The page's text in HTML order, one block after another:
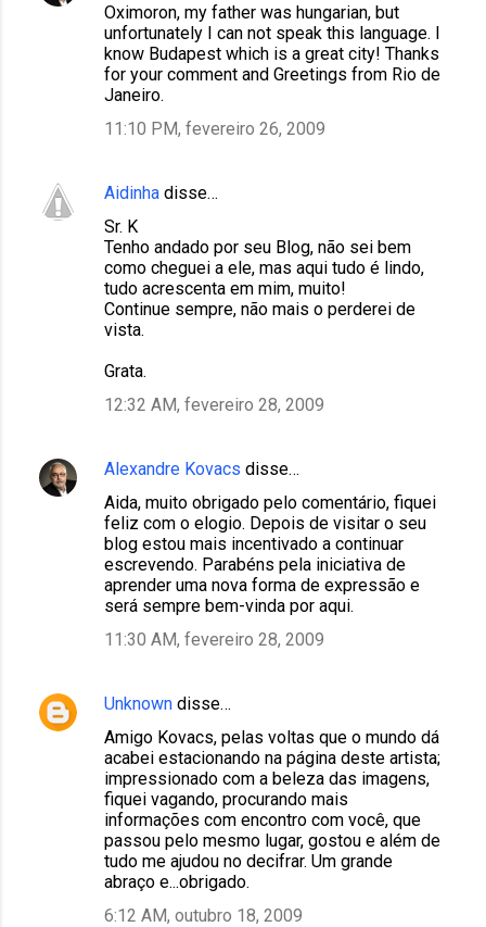
Oximoron, my father was hungarian, but
unfortunately I can not speak this language. I
know Budapest which is a great city! Thanks
for your comment and Greetings from Rio de
Janeiro.
11:10 PM, fevereiro 26, 2009
Aidinha disse…
Sr. K
Tenho andado por seu Blog, não sei bem
como cheguei a ele, mas aqui tudo é lindo,
tudo acrescenta em mim, muito!
Continue sempre, não mais o perderei de
vista.
Grata.
12:32 AM, fevereiro 28, 2009
Alexandre Kovacs disse…
Aida, muito obrigado pelo comentário, fiquei
feliz com o elogio. Depois de visitar o seu
blog estou mais incentivado a continuar
escrevendo. Parabéns pela iniciativa de
aprender uma nova forma de expressão e
será sempre bem-vinda por aqui.
11:30 AM, fevereiro 28, 2009
Unknown disse…
Amigo Kovacs, pelas voltas que o mundo dá
acabei estacionando na página deste artista;
impressionado com a beleza das imagens,
fiquei vagando, procurando mais
informações com encontro com você, que
passou pelo mesmo lugar, gostou e além de
tudo me ajudou no decifrar. Um grande
abraço e...obrigado.
6:12 AM, outubro 18, 2009